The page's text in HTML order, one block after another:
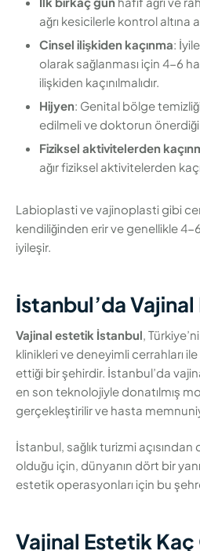
ağrı kesicilerle kontrol altına
Cinsel ilişkiden kaçınma:
olarak sağlanması için 4-6
ilişkiden kaçınılmalıdır.
Hijyen: Genital bölge
edilmeli ve doktorun önerdiği
Fiziksel aktivitelerden
ağır fiziksel aktivitelerden
Labioplasti ve vajinoplasti gibi
kendiliğinden erir ve genellikle
iyileşir.
İstanbul’da
Vajinal estetik İstanbul ,
klinikleri ve deneyimli cerrahları ile
ettiği bir şehirdir. İstanbul’da
en son teknolojiyle donatılmış
gerçekleştirilir ve hasta
İstanbul, sağlık turizmi
olduğu için, dünyanın dört bir
estetik operasyonları için bu
Vajinal Estetik Kaç